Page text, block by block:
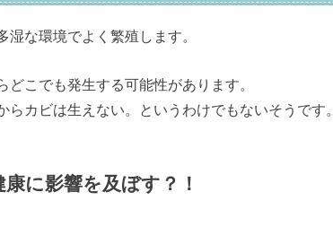
湿な環境でよく繁殖します。
どこでも発生する可能性があります。
らカビは生えない。というわけでもないそうです。
に影響を及ぼす？！